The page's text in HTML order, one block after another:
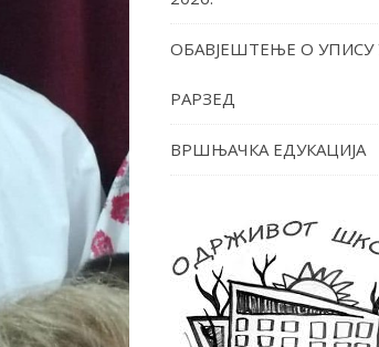
ОБАВЈЕШТЕЊЕ О УПИСУ
РАРЗЕД
ВРШЊАЧКА ЕДУКАЦИЈА